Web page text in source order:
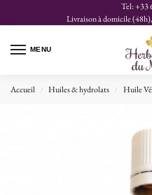
Tel: +33
Livraison à domicile
MENU
Accueil / Huiles & hydrolats / Huile